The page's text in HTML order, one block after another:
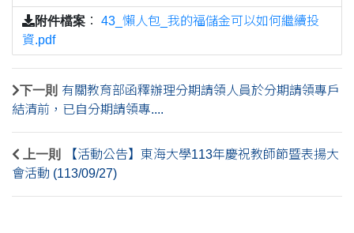
附件檔案 ： 43_懶人包_我的福儲金可以如何繼續投
資.pdf
下一則 有關教育部函釋辦理分期請領人員於分期請領專戶
結清前，已自分期請領專....
上一則
【活動公告】東海大學113年慶祝教師節暨表揚大
會活動 (113/09/27)